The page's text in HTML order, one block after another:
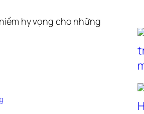
hy vọng cho những